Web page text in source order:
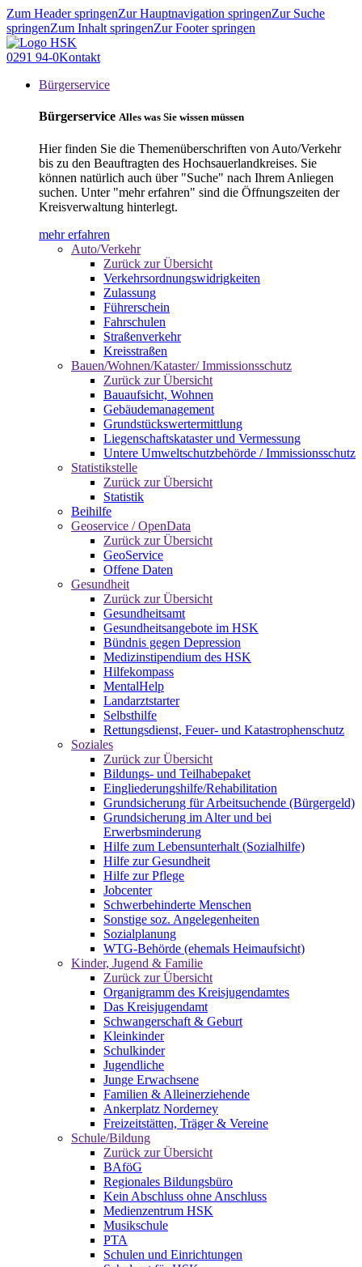
Zum Header springenZur Hauptnavigation springenZur Suche
springenZum Inhalt springenZur Footer springen
0291 94-0Kontakt
Bürgerservice
Bürgerservice Alles was Sie wissen müssen
Hier finden Sie die Themenüberschriften von Auto/Verkehr
bis zu den Beauftragten des Hochsauerlandkreises. Sie
können natürlich auch über "Suche" nach Ihrem Anliegen
suchen. Unter "mehr erfahren" sind die Öffnungszeiten der
Kreisverwaltung hinterlegt.
mehr erfahren
Auto/Verkehr
Zurück zur Übersicht
Verkehrsordnungswidrigkeiten
Zulassung
Führerschein
Fahrschulen
Straßenverkehr
Kreisstraßen
Bauen/Wohnen/Kataster/ Immissionsschutz
Zurück zur Übersicht
Bauaufsicht, Wohnen
Gebäudemanagement
Grundstückswertermittlung
Liegenschaftskataster und Vermessung
Untere Umweltschutzbehörde / Immissionsschutz
Statistikstelle
Zurück zur Übersicht
Statistik
Beihilfe
Geoservice / OpenData
Zurück zur Übersicht
GeoService
Offene Daten
Gesundheit
Zurück zur Übersicht
Gesundheitsamt
Gesundheitsangebote im HSK
Bündnis gegen Depression
Medizinstipendium des HSK
Hilfekompass
MentalHelp
Landarztstarter
Selbsthilfe
Rettungsdienst, Feuer- und Katastrophenschutz
Soziales
Zurück zur Übersicht
Bildungs- und Teilhabepaket
Eingliederungshilfe/Rehabilitation
Grundsicherung für Arbeitsuchende (Bürgergeld)
Grundsicherung im Alter und bei
Erwerbsminderung
Hilfe zum Lebensunterhalt (Sozialhilfe)
Hilfe zur Gesundheit
Hilfe zur Pflege
Jobcenter
Schwerbehinderte Menschen
Sonstige soz. Angelegenheiten
Sozialplanung
WTG-Behörde (ehemals Heimaufsicht)
Kinder, Jugend & Familie
Zurück zur Übersicht
Organigramm des Kreisjugendamtes
Das Kreisjugendamt
Schwangerschaft & Geburt
Kleinkinder
Schulkinder
Jugendliche
Junge Erwachsene
Familien & Alleinerziehende
Ankerplatz Norderney
Freizeitstätten, Träger & Vereine
Schule/Bildung
Zurück zur Übersicht
BAföG
Regionales Bildungsbüro
Kein Abschluss ohne Anschluss
Medienzentrum HSK
Musikschule
PTA
Schulen und Einrichtungen